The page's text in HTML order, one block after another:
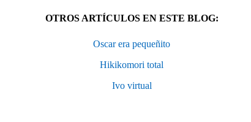
OTROS ARTÍCULOS EN ESTE BLOG:
Oscar era pequeñito
Hikikomori total
Ivo virtual